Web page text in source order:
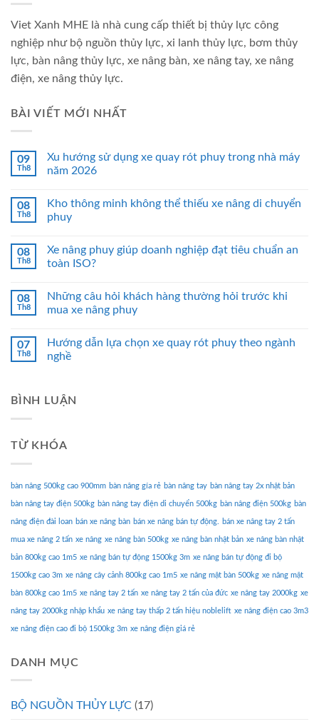
Viet Xanh MHE là nhà cung cấp thiết bị thủy lực công
nghiệp như bộ nguồn thủy lực, xi lanh thủy lực, bơm thủy
lực, bàn nâng thủy lực, xe nâng bàn, xe nâng tay, xe nâng
điện, xe nâng thủy lực.
BÀI VIẾT MỚI NHẤT
09
Th8
Xu hướng sử dụng xe quay rót phuy trong nhà máy
năm 2026
08
Th8
Kho thông minh không thể thiếu xe nâng di chuyển
phuy
08
Th8
Xe nâng phuy giúp doanh nghiệp đạt tiêu chuẩn an
toàn ISO?
08
Th8
Những câu hỏi khách hàng thường hỏi trước khi
mua xe nâng phuy
07
Th8
Hướng dẫn lựa chọn xe quay rót phuy theo ngành
nghề
BÌNH LUẬN
TỪ KHÓA
bàn nâng 500kg cao 900mm bàn nâng gía rẻ bàn nâng tay bàn nâng tay 2x nhật bản
bàn nâng tay điện 500kg bàn nâng tay điện di chuyển 500kg bàn nâng điện 500kg bàn
nâng điện đài loan bán xe nâng bàn bán xe nâng bán tự động. bán xe nâng tay 2 tấn
mua xe nâng 2 tấn xe nâng xe nâng bàn 500kg xe nâng bàn nhật bản xe nâng bàn nhật
bản 800kg cao 1m5 xe nâng bán tự động 1500kg 3m xe nâng bán tự động đi bộ
1500kg cao 3m xe nâng cây cảnh 800kg cao 1m5 xe nâng mặt bàn 500kg xe nâng mặt
bàn 800kg cao 1m5 xe nâng tay 2 tấn xe nâng tay 2 tấn của đức xe nâng tay 2000kg xe
nâng tay 2000kg nhập khẩu xe nâng tay thấp 2 tấn hiệu noblelift xe nâng điện cao 3m3
xe nâng điện cao đi bộ 1500kg 3m xe nâng điện giá rẻ
DANH MỤC
BỘ NGUỒN THỦY LỰC (17)